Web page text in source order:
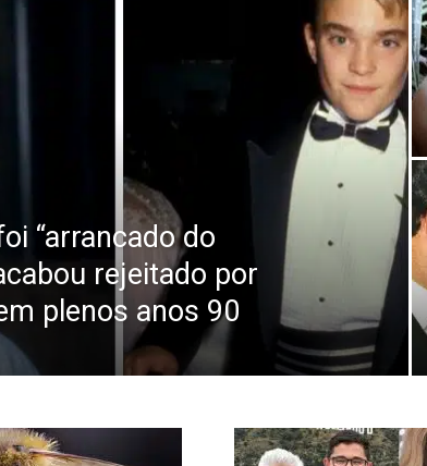
“arrancado do
rejeitado por
plenos anos 90